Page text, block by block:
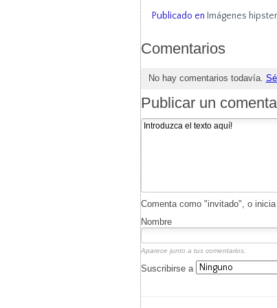
Publicado en Imágenes hipster
Comentarios
No hay comentarios todavía.
Publicar un
Comenta como "invitado", o
Nombre
Aparece junto a tus comentarios.
Suscribirse a